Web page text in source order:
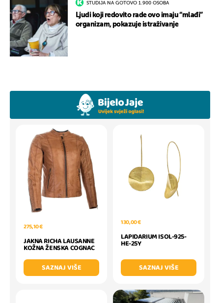
STUDIJA NA GOTOVO 1.900 OSOBA
Ljudi koji redovito rade ovo imaju “mlađi”
organizam, pokazuje istraživanje
275,10 €
JAKNA RICHA LAUSANNE
KOŽNA ŽENSKA COGNAC
SAZNAJ VIŠE
130,00 €
LAPIDARIUM ISOL-925-
HE-25Y
SAZNAJ VIŠE